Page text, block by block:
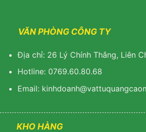
VĂN PHÒNG CÔNG TY
Địa chỉ: 26 Lý Chính Thắng, Liên
Hotline: 0769.60.80.68
Email:
KHO HÀNG